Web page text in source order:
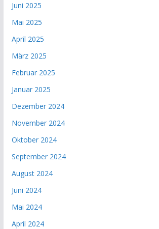
Juni 2025
Mai 2025
April 2025
März 2025
Februar 2025
Januar 2025
Dezember 2024
November 2024
Oktober 2024
September 2024
August 2024
Juni 2024
Mai 2024
April 2024